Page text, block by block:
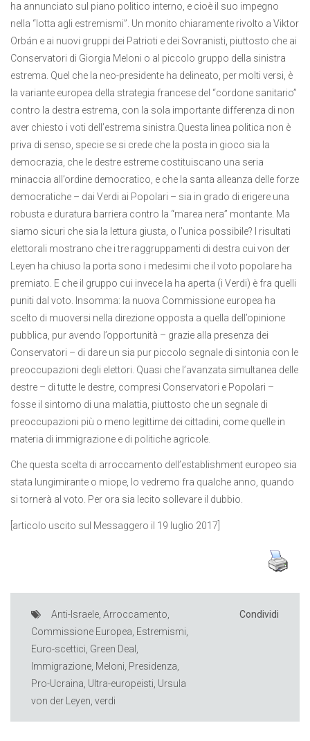
ha annunciato sul piano politico interno, e cioè il suo impegno
nella “lotta agli estremismi”. Un monito chiaramente rivolto a Viktor
Orbán e ai nuovi gruppi dei Patrioti e dei Sovranisti, piuttosto che ai
Conservatori di Giorgia Meloni o al piccolo gruppo della sinistra
estrema. Quel che la neo-presidente ha delineato, per molti versi, è
la variante europea della strategia francese del “cordone sanitario”
contro la destra estrema, con la sola importante differenza di non
aver chiesto i voti dell’estrema sinistra.Questa linea politica non è
priva di senso, specie se si crede che la posta in gioco sia la
democrazia, che le destre estreme costituiscano una seria
minaccia all’ordine democratico, e che la santa alleanza delle forze
democratiche – dai Verdi ai Popolari – sia in grado di erigere una
robusta e duratura barriera contro la “marea nera” montante. Ma
siamo sicuri che sia la lettura giusta, o l’unica possibile? I risultati
elettorali mostrano che i tre raggruppamenti di destra cui von der
Leyen ha chiuso la porta sono i medesimi che il voto popolare ha
premiato. E che il gruppo cui invece la ha aperta (i Verdi) è fra quelli
puniti dal voto. Insomma: la nuova Commissione europea ha
scelto di muoversi nella direzione opposta a quella dell’opinione
pubblica, pur avendo l’opportunità – grazie alla presenza dei
Conservatori – di dare un sia pur piccolo segnale di sintonia con le
preoccupazioni degli elettori. Quasi che l’avanzata simultanea delle
destre – di tutte le destre, compresi Conservatori e Popolari –
fosse il sintomo di una malattia, piuttosto che un segnale di
preoccupazioni più o meno legittime dei cittadini, come quelle in
materia di immigrazione e di politiche agricole.
Che questa scelta di arroccamento dell’establishment europeo sia
stata lungimirante o miope, lo vedremo fra qualche anno, quando
si tornerà al voto. Per ora sia lecito sollevare il dubbio.
[articolo uscito sul Messaggero il 19 luglio 2017]
Anti-Israele, Arroccamento,
Commissione Europea, Estremismi,
Euro-scettici, Green Deal ,
Immigrazione, Meloni, Presidenza,
Pro-Ucraina, Ultra-europeisti, Ursula
von der Leyen, verdi
Condividi